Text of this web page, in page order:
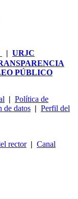
| URJC
PÚBLICO
| Política de
de datos | Perfil del
rector| Canal